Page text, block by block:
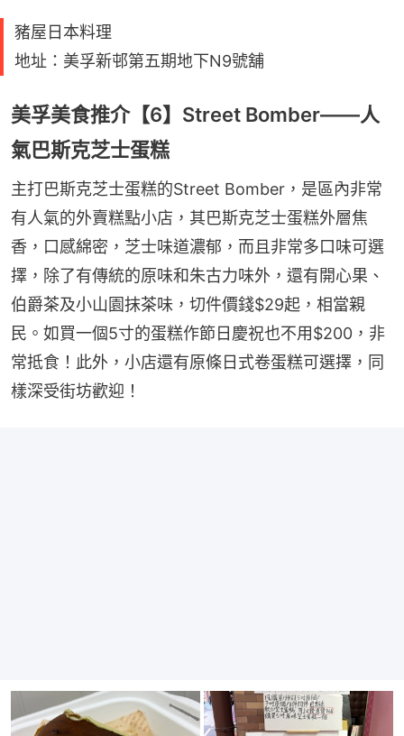
豬屋日本料理
地址：美孚新邨第五期地下N9號舖
美孚美食推介【6】Street Bomber——人
氣巴斯克芝士蛋糕
主打巴斯克芝士蛋糕的Street Bomber，是區內非常
有人氣的外賣糕點小店，其巴斯克芝士蛋糕外層焦
香，口感綿密，芝士味道濃郁，而且非常多口味可選
擇，除了有傳統的原味和朱古力味外，還有開心果、
伯爵茶及小山園抹茶味，切件價錢$29起，相當親
民。如買一個5寸的蛋糕作節日慶祝也不用$200，非
常抵食！此外，小店還有原條日式卷蛋糕可選擇，同
樣深受街坊歡迎！